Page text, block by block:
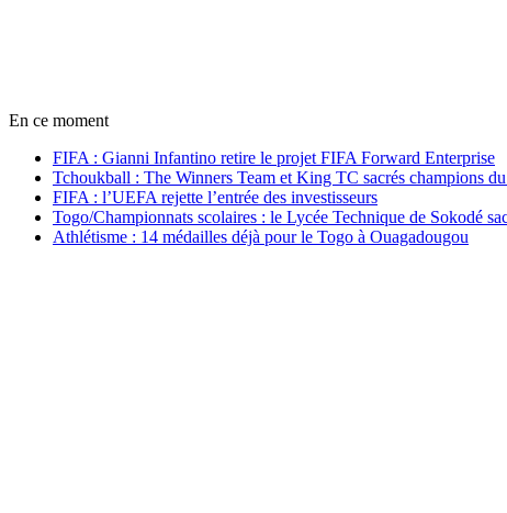
En ce moment
FIFA : Gianni Infantino retire le projet FIFA Forward Enterprise
Tchoukball : The Winners Team et King TC sacrés champions
FIFA : l’UEFA rejette l’entrée des investisseurs
Togo/Championnats scolaires : le Lycée Technique de Sokodé
Athlétisme : 14 médailles déjà pour le Togo à Ouagadougou